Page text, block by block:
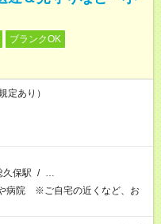
ブランクOK
あり）
久保駅 / …
病院 ※ご自宅の近くなど、お